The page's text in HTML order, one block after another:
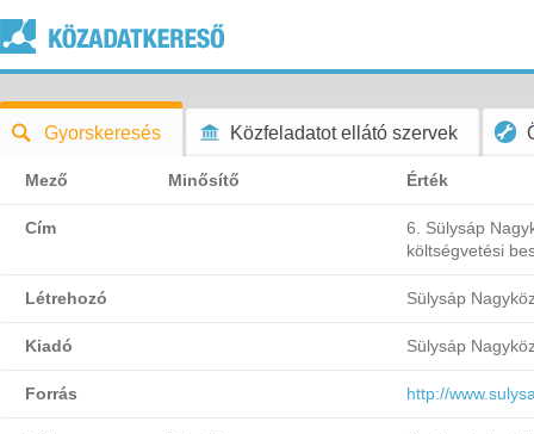
Gyorskeresés Közfeladatot ellátó szervek
Mező Minősítő Érték
Cím
6. Sülysáp
költségvetési
Létrehozó Sülysáp
Kiadó Sülysáp
Forrás http://